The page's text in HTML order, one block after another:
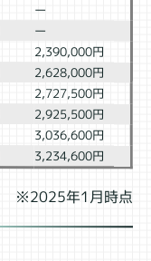
ー
ー
2,390,000円
2,628,000円
2,727,500円
2,925,500円
3,036,600円
3,234,600円
※2025年1月時点